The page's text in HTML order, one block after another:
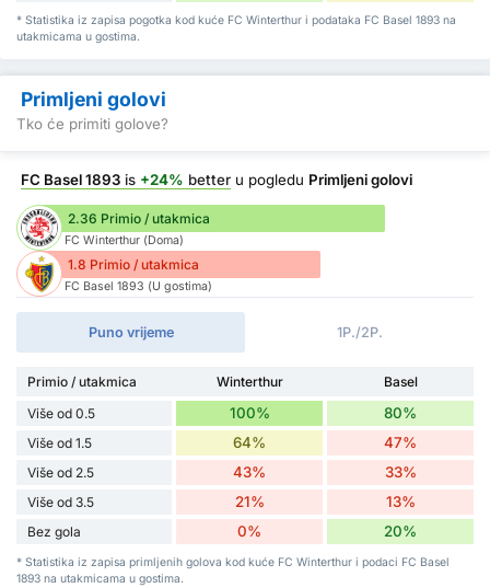
* Statistika iz zapisa pogotka kod kuće FC Winterthur i podataka FC Basel 1893 na
utakmicama u gostima.
Primljeni golovi
Tko će primiti golove?
FC Basel 1893 is +24% better u pogledu Primljeni golovi
2.36 Primio / utakmica
FC Winterthur (Doma)
1.8 Primio / utakmica
FC Basel 1893 (U gostima)
Puno vrijeme 1P./2P.
Primio / utakmica Winterthur
Basel
Više od 0.5
100% 80%
Više od 1.5 64% 47%
Više od 2.5 43% 33%
Više od 3.5 21% 13%
Bez gola 0% 20%
* Statistika iz zapisa primljenih golova kod kuće FC Winterthur i podaci FC Basel
1893 na utakmicama u gostima.